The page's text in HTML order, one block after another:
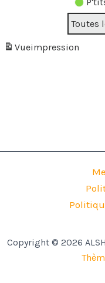
Toutes
Vueimpression
Copyright © 2026